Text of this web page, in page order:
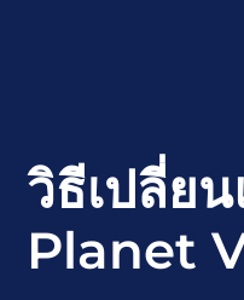
วิธีเปลี่ย
Planet